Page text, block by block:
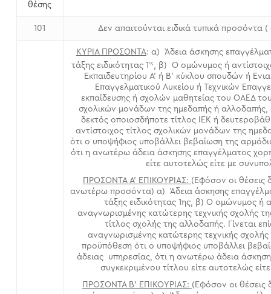
θέσης
101 Δεν απαιτούνται ειδικά τυπικά
ΚΥΡΙΑ ΠΡΟΣΟΝΤΑ: α) Άδεια άσκησης
τάξης ειδικότητας 1 ης, β) Ο ομώνυμος ή
Εκπαιδευτηρίου Α’ ή Β’ κύκλου σπουδών ή
Επαγγελματικού Λυκείου ή Τεχνικών
εκπαίδευσης ή σχολών μαθητείας του ΟΑΕΔ
σχολικών μονάδων της ημεδαπής ή αλλοδαπής,
δεκτός οποιοσδήποτε τίτλος ΙΕΚ ή
αντίστοιχος τίτλος σχολικών μονάδων της
ότι ο υποψήφιος υποβάλλει βεβαίωση της
ότι η ανωτέρω άδεια άσκησης επαγγέλματος
είτε αυτοτελώς είτε με
ΠΡΟΣΟΝΤΑ Α’ ΕΠΙΚΟΥΡΙΑΣ: (Εφόσον οι θέσεις
ανωτέρω προσόντα) α) Άδεια άσκησης
τάξης ειδικότητας 1ης, β) Ο ομώνυμος ή
αναγνωρισμένης κατώτερης τεχνικής σχολής
τίτλος σχολής της αλλοδαπής. Γίνεται
αναγνωρισμένης κατώτερης τεχνικής
προϋπόθεση ότι ο υποψήφιος υποβάλλει
άδειας υπηρεσίας, ότι η ανωτέρω άδεια
συγκεκριμένου τίτλου είτε αυτοτελώς
ΠΡΟΣΟΝΤΑ Β’ ΕΠΙΚΟΥΡΙΑΣ: (Εφόσον οι